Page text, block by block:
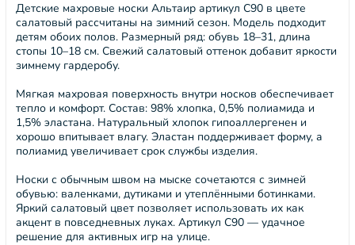
Детские махровые носки Альтаир артикул С90 в цвете
салатовый рассчитаны на зимний сезон. Модель подходит
детям обоих полов. Размерный ряд: обувь 18–31, длина
стопы 10–18 см. Свежий салатовый оттенок добавит яркости
зимнему гардеробу.
Мягкая махровая поверхность внутри носков обеспечивает
тепло и комфорт. Состав: 98% хлопка, 0,5% полиамида и
1,5% эластана. Натуральный хлопок гипоаллергенен и
хорошо впитывает влагу. Эластан поддерживает форму, а
полиамид увеличивает срок службы изделия.
Носки с обычным швом на мыске сочетаются с зимней
обувью: валенками, дутиками и утеплёнными ботинками.
Яркий салатовый цвет позволяет использовать их как
акцент в повседневных луках. Артикул С90 — удачное
решение для активных игр на улице.